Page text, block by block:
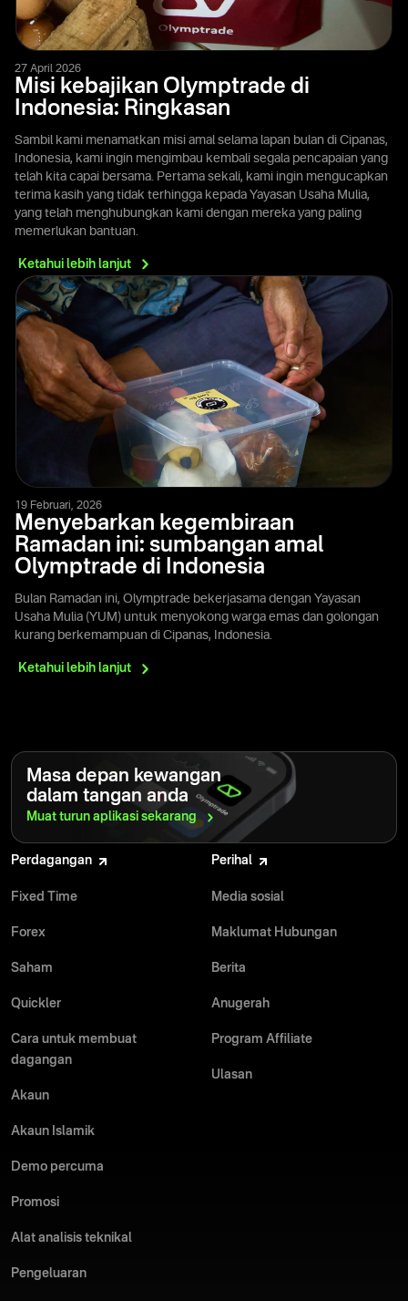
27 April 2026
Misi kebajikan Olymptrade di
Indonesia: Ringkasan
Sambil kami menamatkan misi amal selama lapan bulan di Cipanas,
Indonesia, kami ingin mengimbau kembali segala pencapaian yang
telah kita capai bersama. Pertama sekali, kami ingin mengucapkan
terima kasih yang tidak terhingga kepada Yayasan Usaha Mulia,
yang telah menghubungkan kami dengan mereka yang paling
memerlukan bantuan.
Ketahui lebih lanjut
19 Februari, 2026
Menyebarkan kegembiraan
Ramadan ini: sumbangan amal
Olymptrade di Indonesia
Bulan Ramadan ini, Olymptrade bekerjasama dengan Yayasan
Usaha Mulia (YUM) untuk menyokong warga emas dan golongan
kurang berkemampuan di Cipanas, Indonesia.
Ketahui lebih lanjut
Masa depan kewangan
dalam tangan anda
Muat turun aplikasi sekarang
Perdagangan
Fixed Time
Forex
Saham
Quickler
Cara untuk membuat
dagangan
Akaun
Akaun Islamik
Demo percuma
Promosi
Alat analisis teknikal
Pengeluaran
Perihal
Media sosial
Maklumat Hubungan
Berita
Anugerah
Program Affiliate
Ulasan